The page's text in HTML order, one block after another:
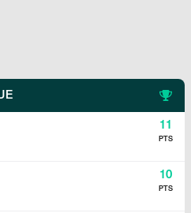
11
PTS
10
PTS